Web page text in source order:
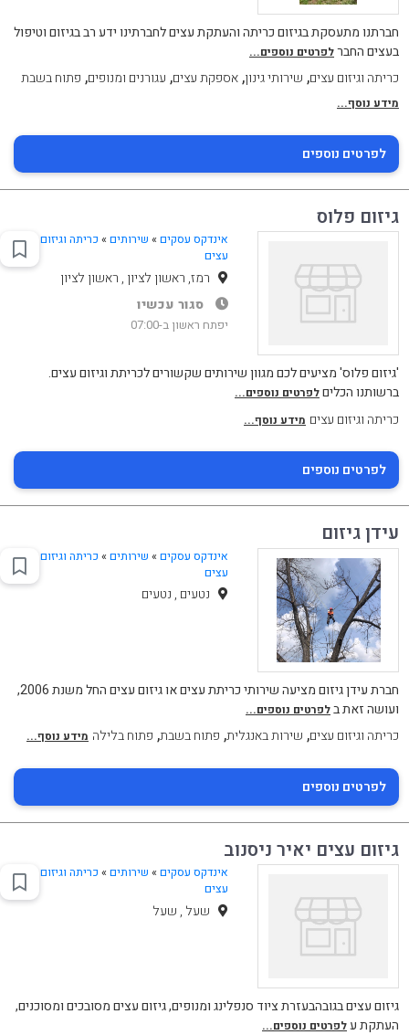
חברתנו מתעסקת בגיזום כריתה והעתקת עצים לחברתינו ידע רב בגיזום וטיפול
בעצים החברלפרטים נוספים...
כריתה וגיזום עצים, שירותי גינון,אספקת עצים, עגורנים ומנופים, פתוח בשבת
מידע נוסף...
לפרטים נוספים
גיזום פלוס
אינדקס עסקים » שירותים» כריתה וגיזום
עצים
רמז, ראשון לציון , ראשון לציון
סגור עכשיו
יפתח ראשון ב-07:00
'גיזום פלוס' מציעים לכם מגוון שירותים שקשורים לכריתת וגיזום עצים.
ברשותנו הכליםלפרטים נוספים...
כריתה וגיזום עצים מידע נוסף...
לפרטים נוספים
עידן גיזום
אינדקס עסקים » שירותים» כריתה וגיזום
עצים
נטעים , נטעים
חברת עידן גיזום מציעה שירותי כריתת עצים או גיזום עצים החל משנת 2006,
ועושה זאת בלפרטים נוספים...
כריתה וגיזום עצים, שירות באנגלית, פתוח בשבת, פתוח בלילה מידע נוסף...
לפרטים נוספים
גיזום עצים יאיר ניסנוב
אינדקס עסקים » שירותים» כריתה וגיזום
עצים
שעל , שעל
גיזום עצים בגובהבעזרת ציוד סנפלינג ומנופים, גיזום עצים מסובכים ומסוכנים,
העתקת עלפרטים נוספים...